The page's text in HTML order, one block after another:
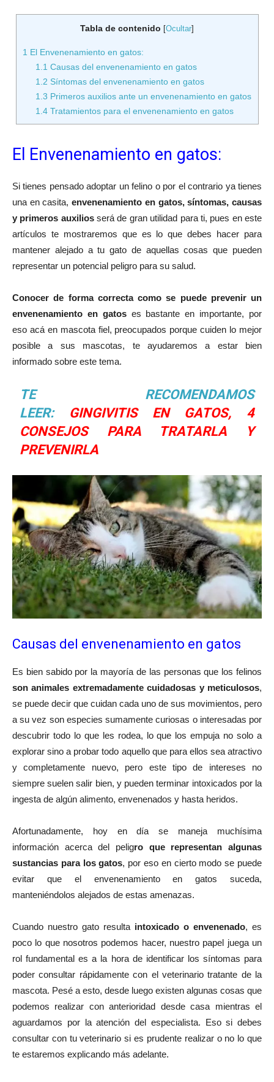
Tabla de contenido [Ocultar]
1 El Envenenamiento en gatos:
1.1 Causas del envenenamiento en gatos
1.2 Síntomas del envenenamiento en gatos
1.3 Primeros auxilios ante un envenenamiento en gatos
1.4Tratamientos para el envenenamiento en gatos
El Envenenamiento en gatos:
Si tienes pensado adoptar un felino o por el contrario ya tienes
una en casita,envenenamiento en gatos, síntomas, causas
y primeros auxiliosserá de gran utilidad para ti, pues en este
artículos te mostraremos que es lo que debes hacer para
mantener alejado a tu gato de aquellas cosas que pueden
representar un potencial peligro para su salud.
Conocer de forma correcta como se puede prevenir un
envenenamiento en gatoses bastante en importante, por
eso acá en mascota fiel, preocupados porque cuiden lo mejor
posible a sus mascotas, te ayudaremos a estar bien
informado sobre este tema.
TE RECOMENDAMOS
LEER: GINGIVITIS EN GATOS, 4
CONSEJOS PARA TRATARLA Y
PREVENIRLA
Causas del envenenamiento en gatos
Es bien sabido por la mayoría de las personas que los felinos
son animales extremadamente cuidadosas y meticulosos,
se puede decir que cuidan cada uno de sus movimientos, pero
a su vez son especies sumamente curiosas o interesadas por
descubrir todo lo que les rodea, lo que los empuja no solo a
explorar sino a probar todo aquello que para ellos sea atractivo
y completamente nuevo, pero este tipo de intereses no
siempre suelen salir bien, y pueden terminar intoxicados por la
ingesta de algún alimento, envenenados y hasta heridos.
Afortunadamente, hoy en día se maneja muchísima
información acerca del peligro que representan algunas
sustancias para los gatos, por eso en cierto modo se puede
evitar que el envenenamiento en gatos suceda,
manteniéndolos alejados de estas amenazas.
Cuando nuestro gato resulta intoxicado o envenenado, es
poco lo que nosotros podemos hacer, nuestro papel juega un
rol fundamental es a la hora de identificar los síntomas para
poder consultar rápidamente con el veterinario tratante de la
mascota. Pesé a esto, desde luego existen algunas cosas que
podemos realizar con anterioridad desde casa mientras el
aguardamos por la atención del especialista. Eso si debes
consultar con tu veterinario si es prudente realizar o no lo que
te estaremos explicando más adelante.